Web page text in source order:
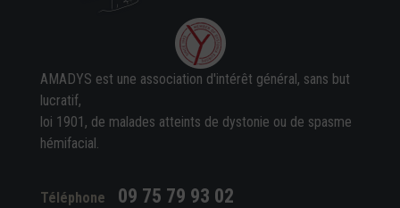
AMADYS est une association d'intérêt général, sans but
lucratif,
loi 1901, de malades atteints de dystonie ou de spasme
hémifacial.
Téléphone 09 75 79 93 02